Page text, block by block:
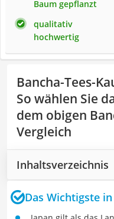
Baum gepflanzt
qualitativ
hochwertig
Bancha-Tees-
So wählen Sie
dem obigen
Vergleich
Inhaltsverzeichnis
Das Wichtigste